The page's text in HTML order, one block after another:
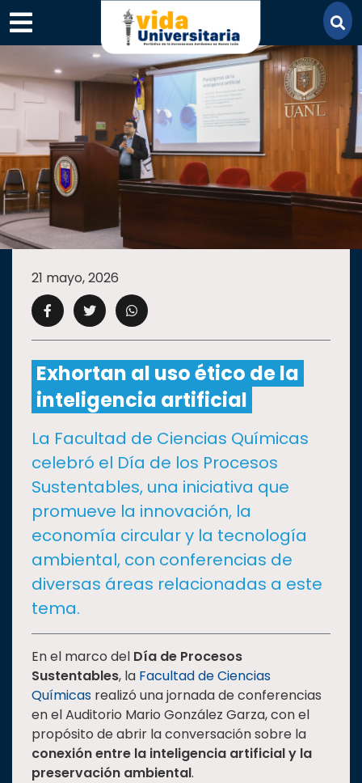
×
SECCIONES
ACADEMIA
CAMPUS UANL
CULTURA
DEPORTES
I+D+IEXPERTOS
SALUD
SUSTENTABILIDAD
TEMAS
Oferta
educativa
Estudiantes
Rectoría
21 mayo, 2026
Exhortan al uso ético de la
inteligencia artificial
La Facultad de Ciencias Químicas
celebró el Día de los Procesos
Sustentables, una iniciativa que
promueve la innovación, la
economía circular y la tecnología
ambiental, con conferencias de
diversas áreas relacionadas a este
tema.
En el marco del Día de Procesos
Sustentables, la Facultad de Ciencias
Químicas realizó una jornada de conferencias
en el Auditorio Mario González Garza, con el
propósito de abrir la conversación sobre la
conexión entre la inteligencia artificial y la
preservación ambiental.